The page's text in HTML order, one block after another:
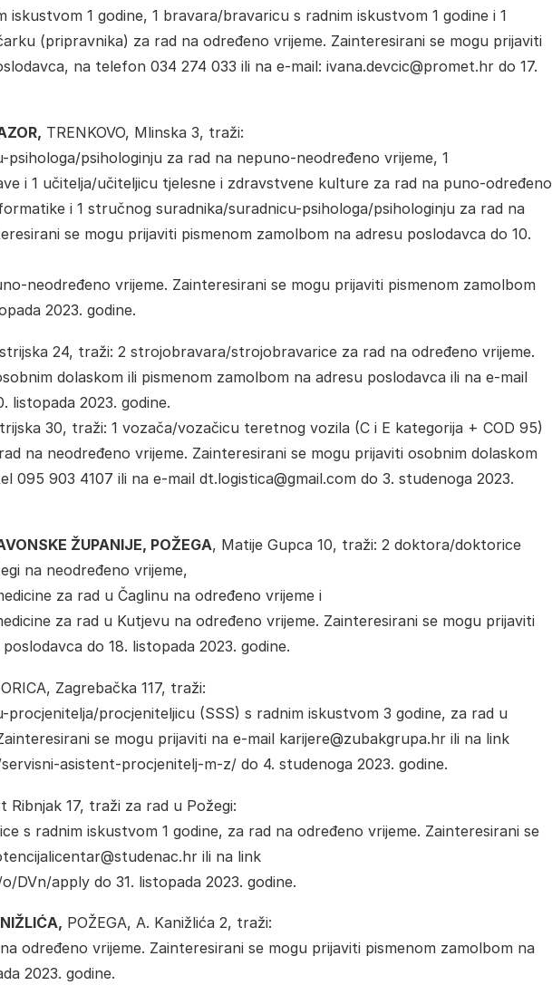
iskustvom 1 godine, 1 bravara/bravaricu s radnim iskustvom 1 godine i 1
(pripravnika) za rad na određeno vrijeme. Zainteresirani se mogu prijaviti
na telefon 034 274 033 ili na e-mail: ivana.devcic@promet.hr do 17.
TRENKOVO, Mlinska 3, traži:
psihologinju za rad na nepuno-neodređeno vrijeme, 1
i 1 učitelja/učiteljicu tjelesne i zdravstvene kulture za rad na puno-određeno
i 1 stručnog suradnika/suradnicu-psihologa/psihologinju za rad na
se mogu prijaviti pismenom zamolbom na adresu poslodavca do 10.
neodređeno vrijeme. Zainteresirani se mogu prijaviti pismenom zamolbom
2023. godine.
24, traži: 2 strojobravara/strojobravarice za rad na određeno vrijeme.
dolaskom ili pismenom zamolbom na adresu poslodavca ili na e-mail
listopada 2023. godine.
30, traži: 1 vozača/vozačicu teretnog vozila (C i E kategorija + COD 95)
na neodređeno vrijeme. Zainteresirani se mogu prijaviti osobnim dolaskom
095 903 4107 ili na e-mail dt.logistica@gmail.com do 3. studenoga 2023.
ŽUPANIJE, POŽEGA, Matije Gupca 10, traži: 2 doktora/doktorice
na neodređeno vrijeme,
za rad u Čaglinu na određeno vrijeme i
za rad u Kutjevu na određeno vrijeme. Zainteresirani se mogu prijaviti
do 18. listopada 2023. godine.
Zagrebačka 117, traži:
procjenitelja/procjeniteljicu (SSS) s radnim iskustvom 3 godine, za rad u
se mogu prijaviti na e-mail karijere@zubakgrupa.hr ili na link
asistent-procjenitelj-m-z/ do 4. studenoga 2023. godine.
Ribnjak 17, traži za rad u Požegi:
s radnim iskustvom 1 godine, za rad na određeno vrijeme. Zainteresirani se
ili na link
apply do 31. listopada 2023. godine.
POŽEGA, A. Kanižlića 2, traži:
određeno vrijeme. Zainteresirani se mogu prijaviti pismenom zamolbom na
2023. godine.